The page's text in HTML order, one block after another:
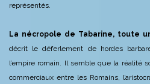
représentés.
La nécropole de Tabarine, toute
décrit le déferlement de hordes
l’empire romain.
Il semble que la réalité
commerciaux entre les Romains,